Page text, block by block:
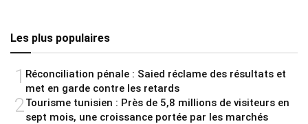
Les plus populaires
1 Réconciliation pénale : Saied réclame des résultats et
met en garde contre les retards
2Tourisme tunisien : Près de 5,8 millions de visiteurs en
sept mois, une croissance portée par les marchés